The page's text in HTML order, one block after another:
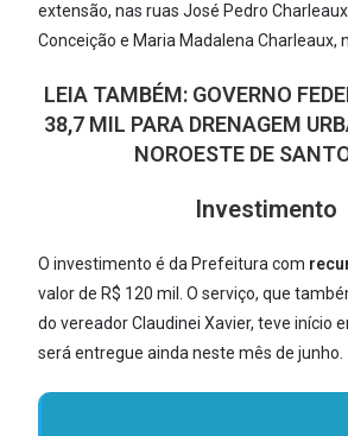
extensão, nas ruas José Pedro
Conceição e Maria Madalena Charleaux,
LEIA TAMBÉM: GOVERNO
38,7 MIL PARA DRENAGEM
NOROESTE DE
Investimento
O investimento é da Prefeitura com
valor de R$ 120 mil. O serviço, que
do vereador Claudinei Xavier, teve início
será entregue ainda neste mês de junho.